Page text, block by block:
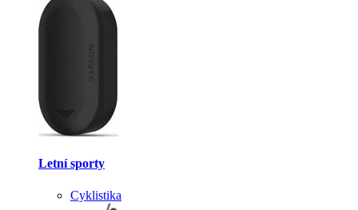
Letní sporty
Cyklistika